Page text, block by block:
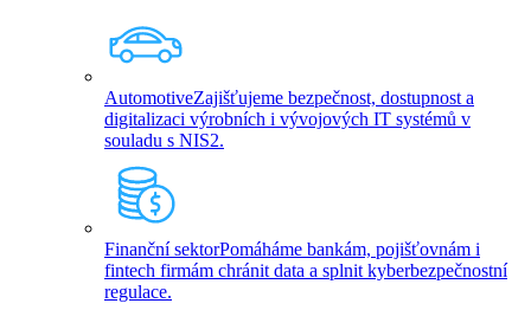
AutomotiveZajišťujeme bezpečnost, dostupnost a
digitalizaci výrobních i vývojových IT systémů v
souladu s NIS2.
Finanční sektorPomáháme bankám, pojišťovnám i
fintech firmám chránit data a splnit kyberbezpečnostní
regulace.